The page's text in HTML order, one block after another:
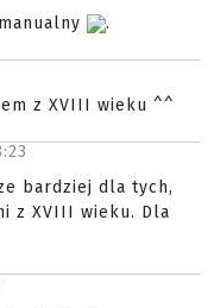
.
z XVIII wieku ^^
bardziej dla tych,
z XVIII wieku. Dla